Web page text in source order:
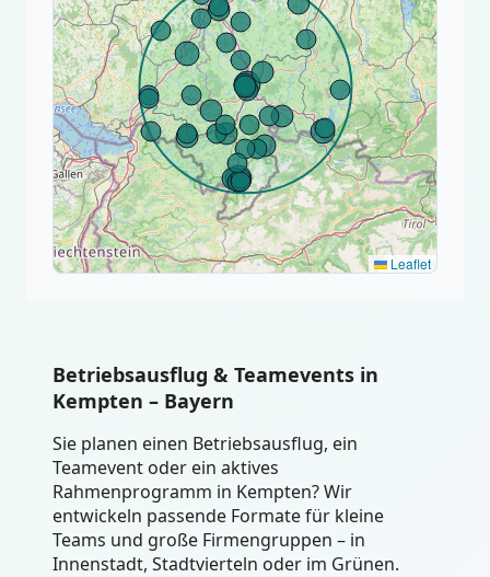
Leaflet
Betriebsausflug & Teamevents in
Kempten – Bayern
Sie planen einen Betriebsausflug, ein
Teamevent oder ein aktives
Rahmenprogramm in Kempten? Wir
entwickeln passende Formate für kleine
Teams und große Firmengruppen – in
Innenstadt, Stadtvierteln oder im Grünen.